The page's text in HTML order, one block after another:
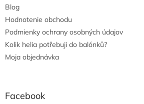
Blog
Hodnotenie obchodu
Podmienky ochrany osobných údajov
Kolik helia potřebuji do balónků?
Moja objednávka
Facebook